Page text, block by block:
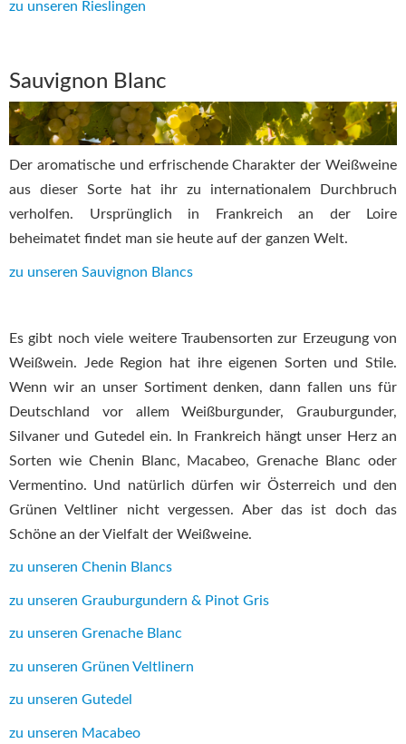
zu unseren Rieslingen
Sauvignon Blanc
Der aromatische und erfrischende Charakter der Weißweine
aus dieser Sorte hat ihr zu internationalem Durchbruch
verholfen. Ursprünglich in Frankreich an der Loire
beheimatet findet man sie heute auf der ganzen Welt.
zu unseren Sauvignon Blancs
Es gibt noch viele weitere Traubensorten zur Erzeugung von
Weißwein. Jede Region hat ihre eigenen Sorten und Stile.
Wenn wir an unser Sortiment denken, dann fallen uns für
Deutschland vor allem Weißburgunder, Grauburgunder,
Silvaner und Gutedel ein. In Frankreich hängt unser Herz an
Sorten wie Chenin Blanc, Macabeo, Grenache Blanc oder
Vermentino. Und natürlich dürfen wir Österreich und den
Grünen Veltliner nicht vergessen. Aber das ist doch das
Schöne an der Vielfalt der Weißweine.
zu unseren Chenin Blancs
zu unseren Grauburgundern & Pinot Gris
zu unseren Grenache Blanc
zu unseren Grünen Veltlinern
zu unseren Gutedel
zu unseren Macabeo